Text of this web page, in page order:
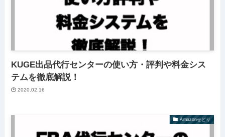
KUGE出品代行センターの使い方・評判や料金シス
テムを徹底解説！
2020.02.16
Amazonせどり